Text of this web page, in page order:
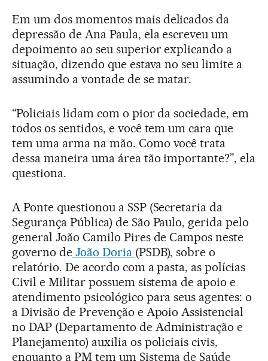
Em um dos momentos mais delicados da
depressão de Ana Paula, ela escreveu um
depoimento ao seu superior explicando a
situação, dizendo que estava no seu limite a
assumindo a vontade de se matar.
“Policiais lidam com o pior da sociedade, em
todos os sentidos, e você tem um cara que
tem uma arma na mão. Como você trata
dessa maneira uma área tão importante?”, ela
questiona.
A Ponte questionou a SSP (Secretaria da
Segurança Pública) de São Paulo, gerida pelo
general João Camilo Pires de Campos neste
governo deJoão Doria (PSDB), sobre o
relatório. De acordo com a pasta, as polícias
Civil e Militar possuem sistema de apoio e
atendimento psicológico para seus agentes: o
a Divisão de Prevenção e Apoio Assistencial
no DAP (Departamento de Administração e
Planejamento) auxilia os policiais civis,
enquanto a PM tem um Sistema de Saúde